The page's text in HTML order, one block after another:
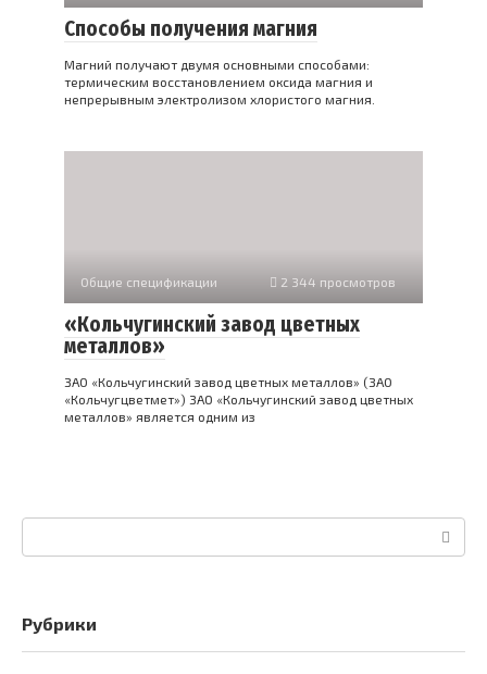
Способы получения магния
Магний получают двумя основными способами:
термическим восстановлением оксида магния и
непрерывным электролизом хлористого магния.
Общие спецификации 2 344 просмотров
«Кольчугинский завод цветных
металлов»
ЗАО «Кольчугинский завод цветных металлов» (ЗАО
«Кольчугцветмет») ЗАО «Кольчугинский завод цветных
металлов» является одним из
Поиск:
Рубрики